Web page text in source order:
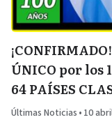
ÚNICO por los
64 PAÍSES
Últimas Noticias • 10